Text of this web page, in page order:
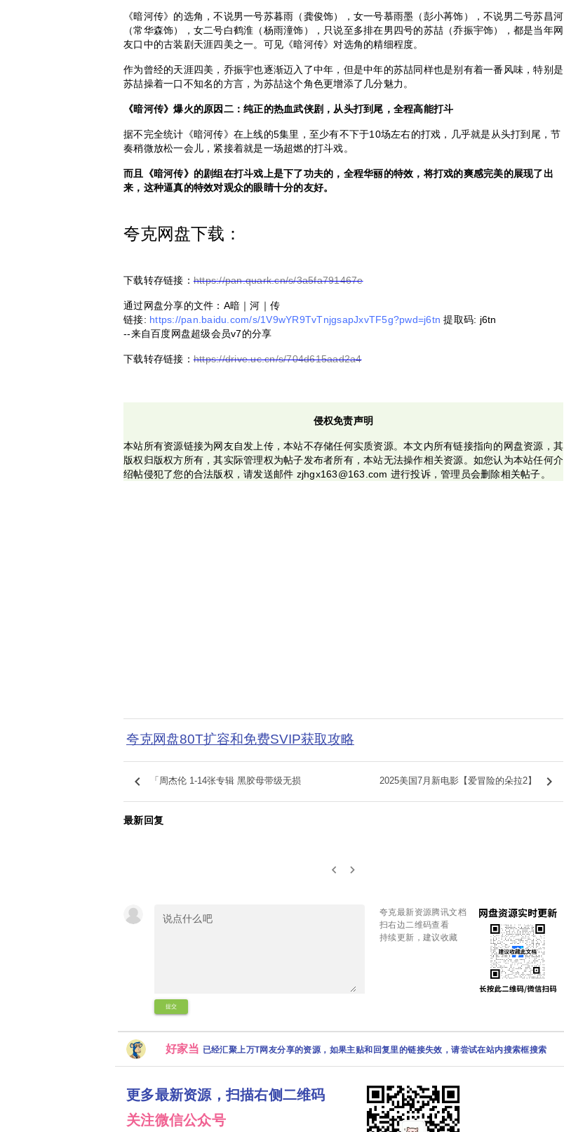
《暗河传》的选角，不说男一号苏暮雨（龚俊饰），女一号慕雨墨（彭小苒饰），不说男二号苏昌河
（常华森饰），女二号白鹤淮（杨雨潼饰），只说至多排在男四号的苏喆（乔振宇饰），都是当年网
友口中的古装剧天涯四美之一。可见《暗河传》对选角的精细程度。
作为曾经的天涯四美，乔振宇也逐渐迈入了中年，但是中年的苏喆同样也是别有着一番风味，特别是
苏喆操着一口不知名的方言，为苏喆这个角色更增添了几分魅力。
《暗河传》爆火的原因二：纯正的热血武侠剧，从头打到尾，全程高能打斗
据不完全统计《暗河传》在上线的5集里，至少有不下于10场左右的打戏，几乎就是从头打到尾，节
奏稍微放松一会儿，紧接着就是一场超燃的打斗戏。
而且《暗河传》的剧组在打斗戏上是下了功夫的，全程华丽的特效，将打戏的爽感完美的展现了出
来，这种逼真的特效对观众的眼睛十分的友好。
夸克网盘下载：
下载转存链接：https://pan.quark.cn/s/3a5fa791467e
通过网盘分享的文件：A暗｜河｜传
链接: https://pan.baidu.com/s/1V9wYR9TvTnjgsapJxvTF5g?pwd=j6tn 提取码: j6tn
--来自百度网盘超级会员v7的分享
下载转存链接：https://drive.uc.cn/s/704d615aad2a4
侵权免责声明
本站所有资源链接为网友自发上传，本站不存储任何实质资源。本文内所有链接指向的网盘资源，其
版权归版权方所有，其实际管理权为帖子发布者所有，本站无法操作相关资源。如您认为本站任何介
绍帖侵犯了您的合法版权，请发送邮件 zjhgx163@163.com 进行投诉，管理员会删除相关帖子。
夸克网盘80T扩容和免费SVIP获取攻略
keyboard_arrow_left 「周杰伦 1-14张专辑 黑胶母带级无损 2025美国7月新电影【爱冒险的朵拉2】 keyboard_arrow_right
最新回复
keyboard_arrow_left keyboard_arrow_right
提交
夸克最新资源腾讯文档
扫右边二维码查看
持续更新，建议收藏
好家当 已经汇聚上万T网友分享的资源，如果主贴和回复里的链接失效，请尝试在站内搜索框搜索
更多最新资源，扫描右侧二维码
关注微信公众号